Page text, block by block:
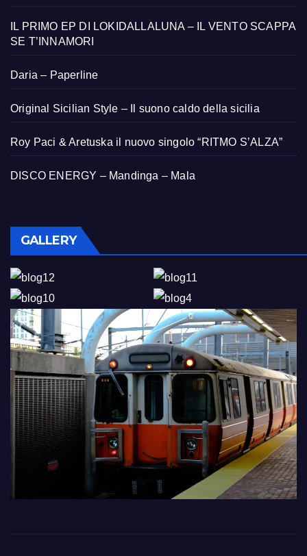
IL PRIMO EP DI LOKIDALLALUNA – IL VENTO SCAPPA
SE T’INNAMORI
Daria – Paperline
Original Sicilian Style – Il suono caldo della sicilia
Roy Paci & Aretuska il nuovo singolo “RITMO S’ALZA”
DISCO ENERGY – Mandinga – Mala
GALLERY